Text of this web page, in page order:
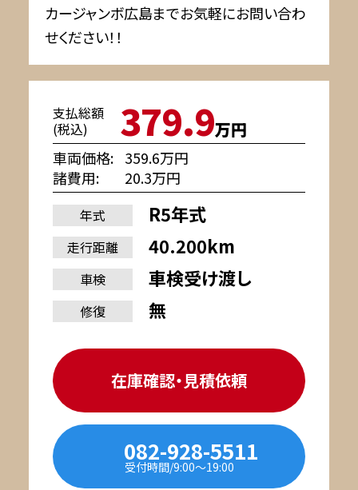
カージャンボ広島までお気軽にお問い合わ
せください！！
支払総額
(税込)
379.9万円
車両価格
359.6万円
諸費用
20.3万円
年式 R5年式
走行距離 40.200km
車検 車検受け渡し
修復 無
在庫確認・見積依頼
082-928-5511
受付時間/9:00〜19:00